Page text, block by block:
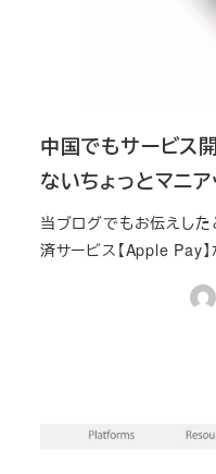
中国でもサービス
ないちょっとマニ
当ブログでもお伝えし
済サービス【Apple Pay